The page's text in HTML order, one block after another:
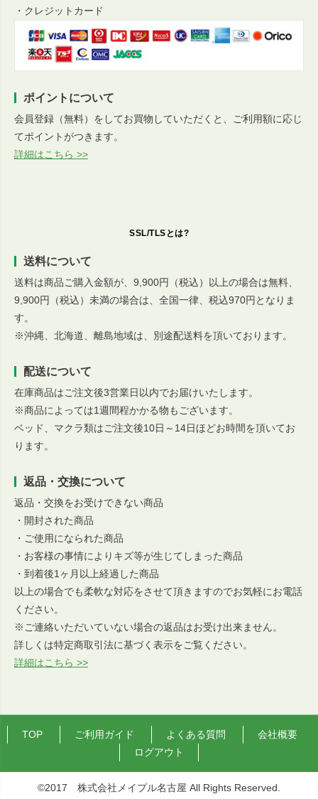
・クレジットカード
ポイントについて
会員登録（無料）をしてお買物していただくと、ご利用額に応じ
てポイントがつきます。
詳細はこちら >>
SSL/TLSとは?
送料について
送料は商品ご購入金額が、9,900円（税込）以上の場合は無料、
9,900円（税込）未満の場合は、全国一律、税込970円となりま
す。
※沖縄、北海道、離島地域は、別途配送料を頂いております。
配送について
在庫商品はご注文後3営業日以内でお届けいたします。
※商品によっては1週間程かかる物もございます。
ベッド、マクラ類はご注文後10日～14日ほどお時間を頂いてお
ります。
返品・交換について
返品・交換をお受けできない商品
・開封された商品
・ご使用になられた商品
・お客様の事情によりキズ等が生じてしまった商品
・到着後1ヶ月以上経過した商品
以上の場合でも柔軟な対応をさせて頂きますのでお気軽にお電話
ください。
※ご連絡いただいていない場合の返品はお受け出来ません。
詳しくは特定商取引法に基づく表示をご覧ください。
詳細はこちら >>
TOP ご利用ガイド よくある質問
会社概要
ログアウト
©2017 株式会社メイプル名古屋 All Rights Reserved.